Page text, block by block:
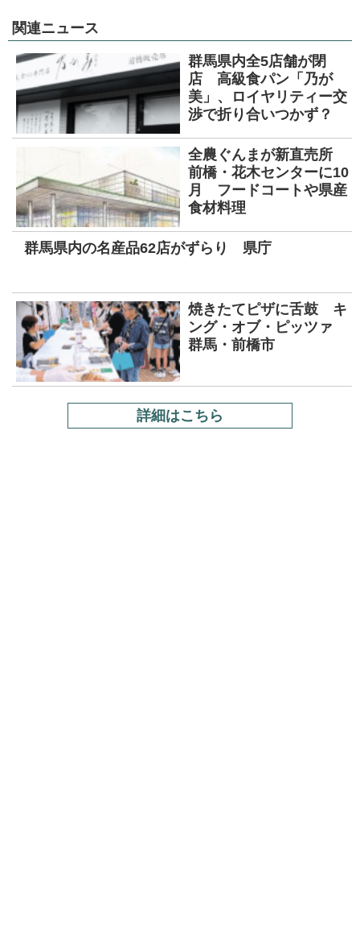
関連ニュース
群馬県内全5店舗が閉
店 高級食パン「乃が
美」、ロイヤリティー交
渉で折り合いつかず？
全農ぐんまが新直売所
前橋・花木センターに10
月 フードコートや県産
食材料理
群馬県内の名産品62店がずらり 県庁
焼きたてピザに舌鼓 キ
ング・オブ・ピッツァ
群馬・前橋市
詳細はこちら